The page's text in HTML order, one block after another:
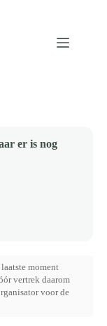
er is nog
moment
vertrek daarom
voor de